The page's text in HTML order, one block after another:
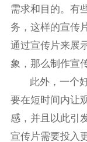
需求和目的。有
务，这样的宣传
通过宣传片来展
象，那么制作宣
此外，一个
要在短时间内让
感，并且以此引
宣传片需要投入